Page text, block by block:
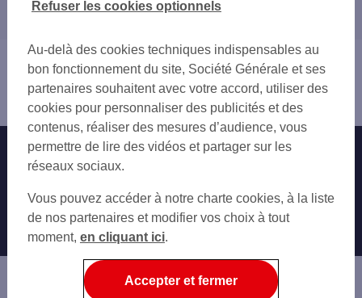
LYON
NICE
NANTES
STRASBOURG
MONTPELLIER
BORDEAUX
LILLE
RENNES
LE HAVRE
SAINT-ETIENNE
TOULON
GRENOBLE
Trouver Votre agence SG
Trouver une agence bancaire
Distributeurs/automates
Nos engagements Nous contacter
Autres sites SG
Professionnels
Entreprises
Associations
Au-delà des cookies techniques indispensables au
bon fonctionnement du site, Société Générale et ses
partenaires souhaitent avec votre accord, utiliser des
cookies pour personnaliser des publicités et des
contenus, réaliser des mesures d’audience, vous
permettre de lire des vidéos et partager sur les
réseaux sociaux.
Vous pouvez accéder à notre charte cookies, à la liste
de nos partenaires et modifier vos choix à tout
moment, en cliquant ici.
Refuser les cookies optionnels
Accepter et fermer